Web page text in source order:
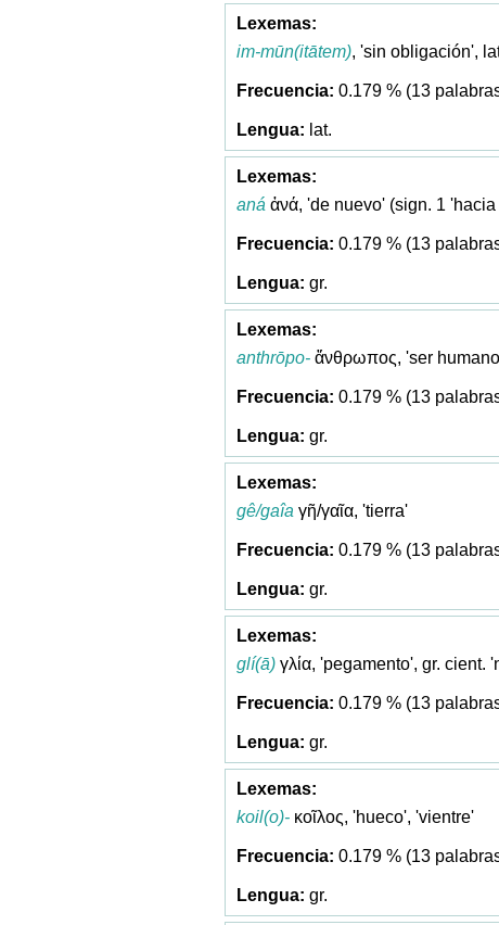
im-mūn(itātem), 'sin obligación',
0.179 % (13
lat.
aná ἀνά, 'de nuevo' (sign. 1
0.179 % (13
gr.
anthrōpo- ἄνθρωπος, 'ser
0.179 % (13
gr.
gê/gaîa γῆ/γαῖα, 'tierra'
0.179 % (13
gr.
glí(ā) γλία, 'pegamento', gr. cient.
0.179 % (13
gr.
koil(o)- κοῖλος, 'hueco', 'vientre'
0.179 % (13
gr.